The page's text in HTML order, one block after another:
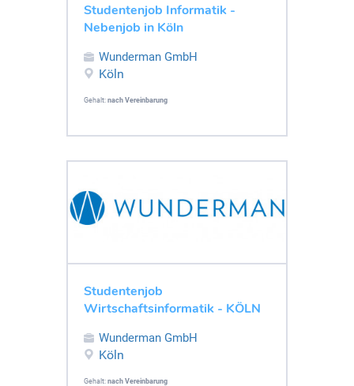
Studentenjob Informatik -
Nebenjob in Köln
Wunderman GmbH
Köln
Gehalt: nach Vereinbarung
Studentenjob
Wirtschaftsinformatik - KÖLN
Wunderman GmbH
Köln
Gehalt: nach Vereinbarung